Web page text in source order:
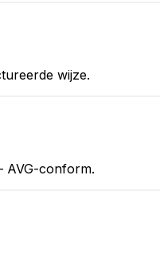
wijze.
AVG-conform.